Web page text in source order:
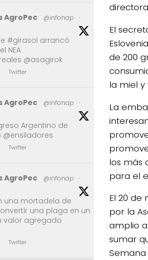
El
de 200
la miel
La
los más
para el
El 20 de
por la
amplio
sumar
Semana
AgroPec @infonap
·
#girasol arrancó
NEA
@asagirok
Twitter
AgroPec @infonap
·
Argentino de
@ensiladores
Twitter
AgroPec @infonap
·
una mortadela de
una plaga en un
valor agregado
Twitter